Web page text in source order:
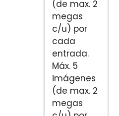
(de max. 2
megas
c/u) por
cada
entrada.
Máx. 5
imágenes
(de max. 2
megas